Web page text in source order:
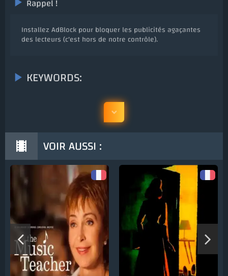
Rappel !
Installez AdBlock pour bloquer les publicités agaçantes
des lecteurs (c'est hors de notre contrôle).
KEYWORDS:
VOIR AUSSI :